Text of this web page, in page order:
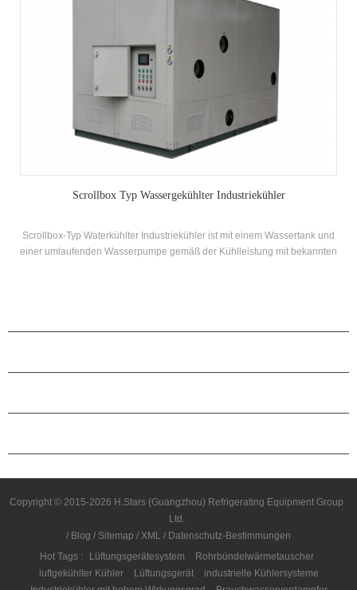
Scrollbox Typ Wassergekühlter Industriekühler
Scrollbox-Typ Waterkühlter Industriekühler ist mit einem Wassertank und
einer umlaufenden Wasserpumpe gemäß der Kühlleistung mit bekannten
Copyright © 2015-2026 H.Stars (Guangzhou) Refrigerating Equipment Group
Ltd.
/ Blog / Sitemap / XML / Datenschutz-Bestimmungen
Hot Tags :
Lüftungsgerätesystem
Rohrbündelwärmetauscher
luftgekühlter Kühler
Lüftungsgerät
industrielle Kühlersysteme